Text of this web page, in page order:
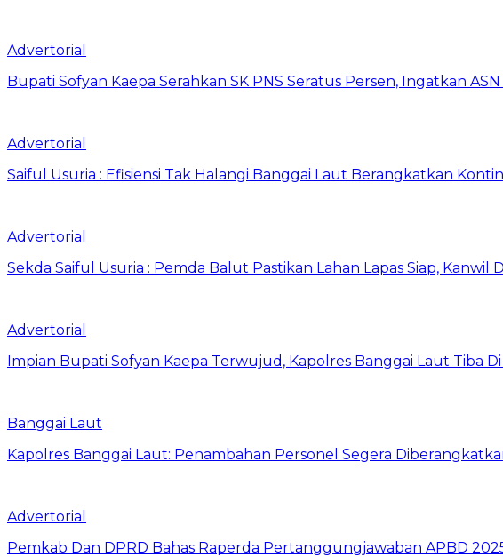
Advertorial
Bupati Sofyan Kaepa Serahkan SK PNS Seratus Persen, Ingatkan ASN
Advertorial
Saiful Usuria : Efisiensi Tak Halangi Banggai Laut Berangkatkan
Advertorial
Sekda Saiful Usuria : Pemda Balut Pastikan Lahan Lapas Siap, Kanwil
Advertorial
Impian Bupati Sofyan Kaepa Terwujud, Kapolres Banggai Laut Tiba
Banggai Laut
Kapolres Banggai Laut: Penambahan Personel Segera
Advertorial
Pemkab Dan DPRD Bahas Raperda Pertanggungjawaban APBD